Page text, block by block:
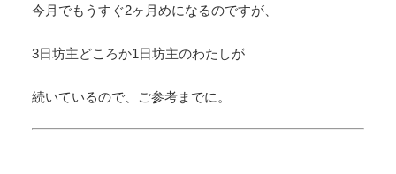
今月でもうすぐ2ヶ月めになるのですが、
3日坊主どころか1日坊主のわたしが
続いているので、ご参考までに。